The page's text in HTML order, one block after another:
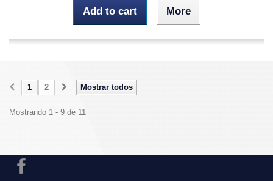
Add to cart More
Mostrar todos
1 2
Mostrando 1 - 9 de 11